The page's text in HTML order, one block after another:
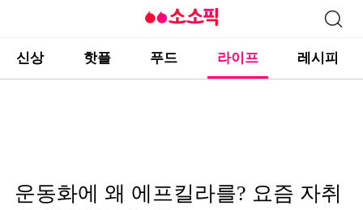
신상 핫플 푸드 라이프 레시피
운동화에 왜 에프킬라를? 요즘 자취